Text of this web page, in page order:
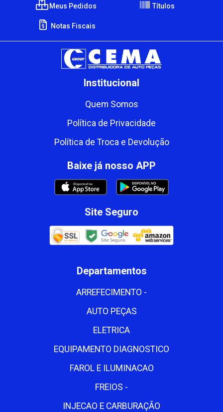
Meus Pedidos Títulos
Notas Fiscais
Institucional
Quem Somos
Política de Privacidade
Política de Troca e Devolução
Baixe já nosso APP
Site Seguro
Departamentos
ARREFECIMENTO -
AUTO PEÇAS
ELETRICA
EQUIPAMENTO DIAGNOSTICO
FAROL E ILUMINACAO
FREIOS -
INJECAO E CARBURAÇÃO